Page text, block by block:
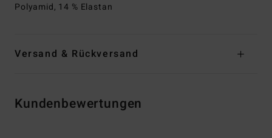
Polyamid, 14 % Elastan
Versand & Rückversand
Kundenbewertungen